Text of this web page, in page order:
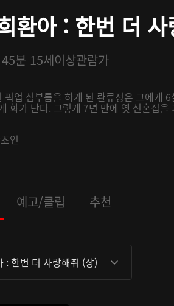
환아 : 한번 더
45분 15세이상관람가
픽업 심부름을 하게 된 롼류정은 그에게
화가 난다. 그렇게 7년 만에 옛 신혼집
연
예고/클립 추천
: 한번 더 사랑해줘 (상)